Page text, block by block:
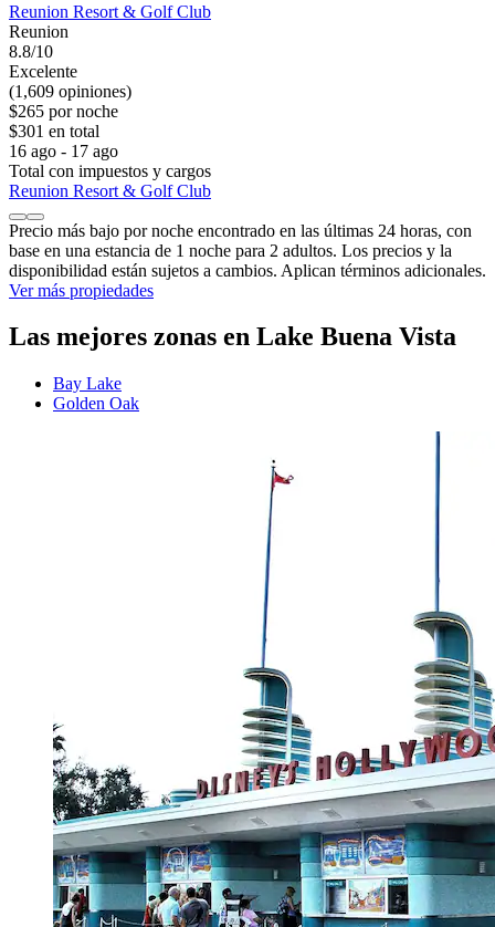
Reunion Resort & Golf Club
Reunion
8.8/10
Excelente
(1,609 opiniones)
$265 por noche
$301 en total
16 ago - 17 ago
Total con impuestos y cargos
Reunion Resort & Golf Club
Precio más bajo por noche encontrado en las últimas 24 horas, con
base en una estancia de 1 noche para 2 adultos. Los precios y la
disponibilidad están sujetos a cambios. Aplican términos adicionales.
Ver más propiedades
Las mejores zonas en Lake Buena Vista
Bay Lake
Golden Oak